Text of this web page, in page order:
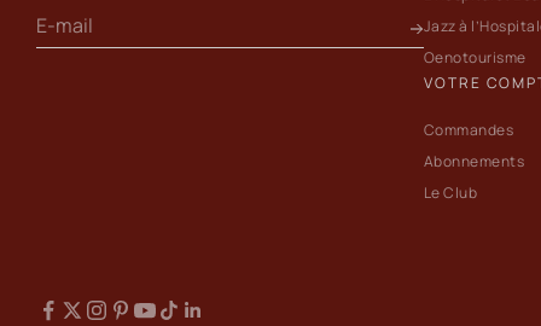
Jazz à
Oenotourisme
VOTRE
Commandes
Abonnements
Le Club